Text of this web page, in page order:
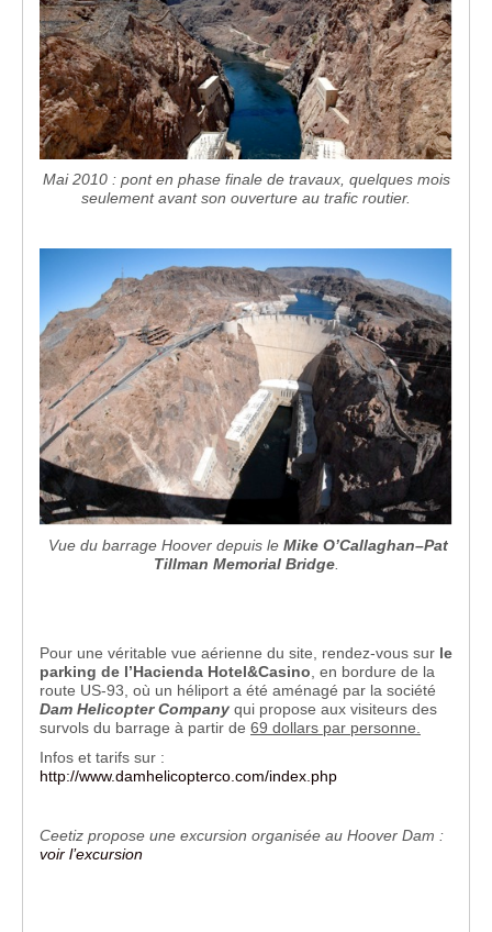
Mai 2010 : pont en phase finale de travaux, quelques mois
seulement avant son ouverture au trafic routier.
Vue du barrage Hoover depuis le Mike O’Callaghan–Pat
Tillman Memorial Bridge.
Pour une véritable vue aérienne du site, rendez-vous sur le
parking de l’Hacienda Hotel&Casino , en bordure de la
route US-93, où un héliport a été aménagé par la société
Dam Helicopter Company qui propose aux visiteurs des
survols du barrage à partir de 69 dollars par personne.
Infos et tarifs sur :
http://www.damhelicopterco.com/index.php
Ceetiz propose une excursion organisée au Hoover Dam :
voir l’excursion